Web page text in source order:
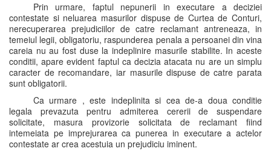
Prin urmare, faptul nepunerii in executare a deciziei
contestate si neluarea masurilor dispuse de Curtea de Conturi,
nerecuperarea prejudiciilor de catre reclamant antreneaza, in
temeiul legii, obligatoriu, raspunderea penala a persoanei din vina
careia nu au fost duse la indeplinire masurile stabilite. In aceste
conditii, apare evident faptul ca decizia atacata nu are un simplu
caracter de recomandare, iar masurile dispuse de catre parata
sunt obligatorii.
Ca urmare , este indeplinita si cea de-a doua conditie
legala prevazuta pentru admiterea cererii de suspendare
solicitate, masura provizorie solicitata de reclamant fiind
intemeiata pe imprejurarea ca punerea in executare a actelor
contestate ar crea acestuia un prejudiciu iminent.